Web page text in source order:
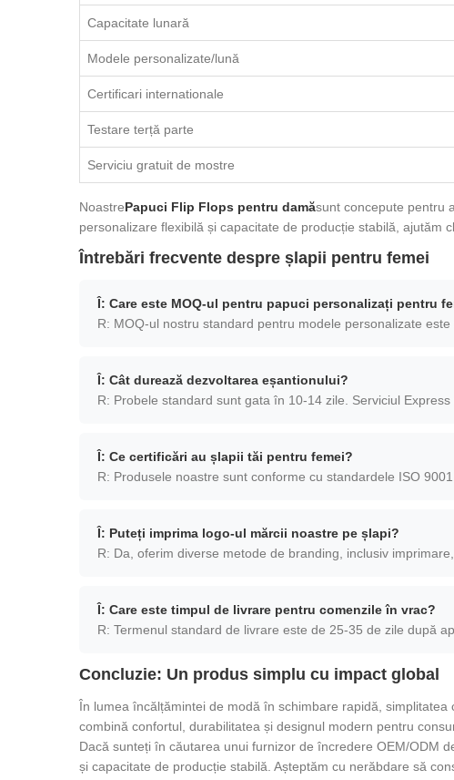
Capacitate lunară
Modele personalizate/lună
Certificari internationale
Testare terță parte
Serviciu gratuit de mostre
NoastrePapuci Flip Flops pentru damăsunt concepute pentru
personalizare flexibilă și capacitate de producție stabilă, ajutăm
Întrebări frecvente despre șlapii pentru femei
Î: Care este MOQ-ul pentru papuci personalizați pentru
R: MOQ-ul nostru standard pentru modele personalizate
Î: Cât durează dezvoltarea eșantionului?
R: Probele standard sunt gata în 10-14 zile. Serviciul
Î: Ce certificări au șlapii tăi pentru femei?
R: Produsele noastre sunt conforme cu standardele ISO
Î: Puteți imprima logo-ul mărcii noastre pe șlapi?
R: Da, oferim diverse metode de branding, inclusiv
Î: Care este timpul de livrare pentru comenzile în vrac?
R: Termenul standard de livrare este de 25-35 de zile după
Concluzie: Un produs simplu cu impact global
În lumea încălțămintei de modă în schimbare rapidă,
combină confortul, durabilitatea și designul modern pentru
Dacă sunteți în căutarea unui furnizor de încredere OEM/ODM
și capacitate de producție stabilă. Așteptăm cu nerăbdare să